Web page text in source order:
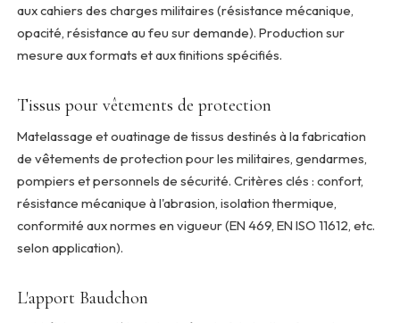
aux cahiers des charges militaires (résistance mécanique,
opacité, résistance au feu sur demande). Production sur
mesure aux formats et aux finitions spécifiés.
Tissus pour vêtements de protection
Matelassage et ouatinage de tissus destinés à la fabrication
de vêtements de protection pour les militaires, gendarmes,
pompiers et personnels de sécurité. Critères clés : confort,
résistance mécanique à l'abrasion, isolation thermique,
conformité aux normes en vigueur (EN 469, EN ISO 11612, etc.
selon application).
L'apport Baudchon